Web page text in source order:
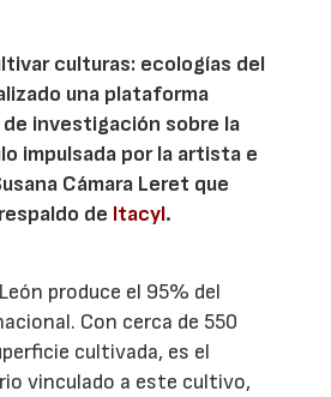
culturas: ecologías del
una plataforma
investigación sobre la
impulsada por la artista e
Cámara Leret que
de Itacyl.
produce el 95% del
Con cerca de 550
cultivada, es el
vinculado a este cultivo,